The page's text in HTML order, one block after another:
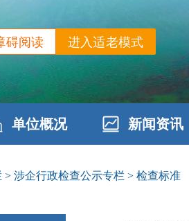
进入适老模式
碍阅读
单位概况 新闻资讯
> 涉企行政检查公示专栏 > 检查标准